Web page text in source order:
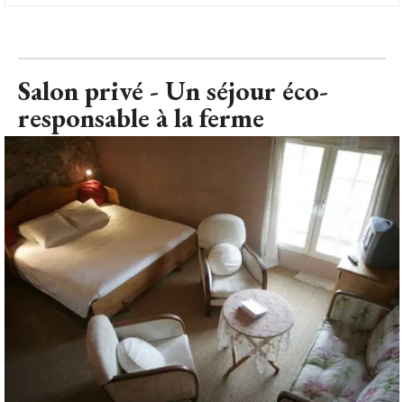
Salon privé - Un séjour éco-
responsable à la ferme